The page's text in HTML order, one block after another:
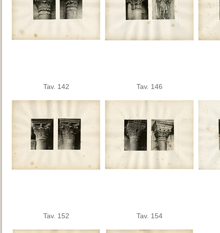
Tav. 142 Tav. 146
Tav. 152 Tav. 154